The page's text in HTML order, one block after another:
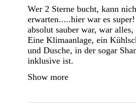
Wer 2 Sterne bucht, kann
erwarten.....hier war es
absolut sauber war, war
Eine Klimaanlage, ein
und Dusche, in der sogar
inklusive ist.
Show more